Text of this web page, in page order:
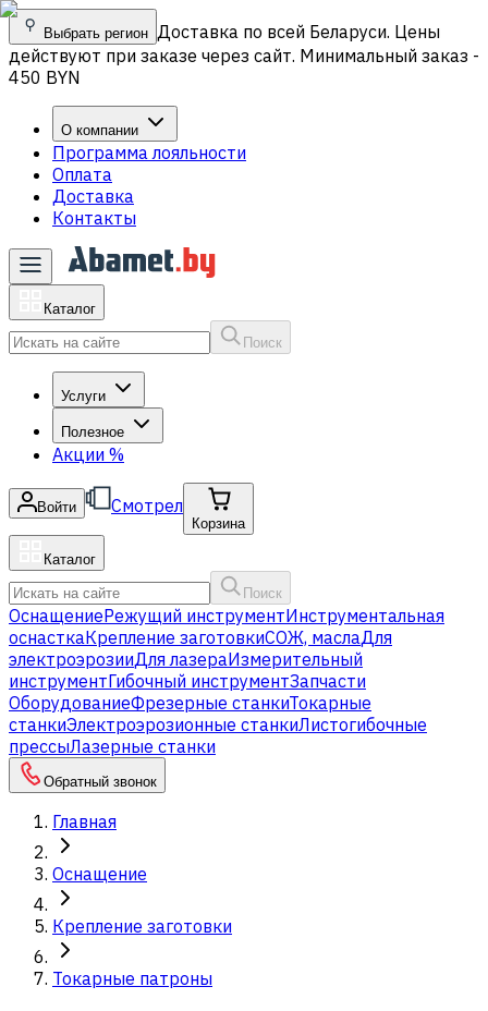
Выбрать регион Доставка по всей Беларуси. Цены
действуют при заказе через сайт. Минимальный заказ -
450 BYN
О компании
Программа лояльности
Оплата
Доставка
Контакты
Каталог
Поиск
Услуги
Полезное
Акции %
Войти Смотрел
Корзина
Каталог
Поиск
ОснащениеРежущий инструментИнструментальная
оснасткаКрепление заготовкиСОЖ, маслаДля
электроэрозииДля лазераИзмерительный
инструментГибочный инструментЗапчасти
ОборудованиеФрезерные станкиТокарные
станкиЭлектроэрозионные станкиЛистогибочные
прессыЛазерные станки
Обратный звонок
Главная
Оснащение
Крепление заготовки
Токарные патроны